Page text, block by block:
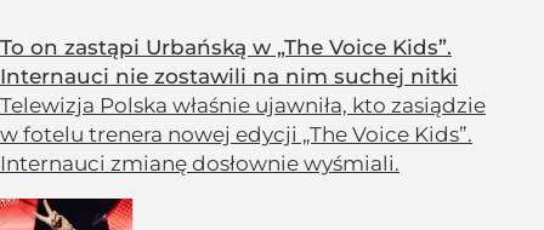
To on zastąpi Urbańską w „The Voice Kids”.
Internauci nie zostawili na nim suchej nitki
Telewizja Polska właśnie ujawniła, kto zasiądzie
w fotelu trenera nowej edycji „The Voice Kids”.
Internauci zmianę dosłownie wyśmiali.